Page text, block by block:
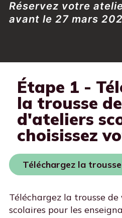
Réservez votre
avant le 27 mars
Étape 1 -
la trousse
d'ateliers
choisissez
Téléchargez la trousse
Téléchargez la trousse de
scolaires pour les